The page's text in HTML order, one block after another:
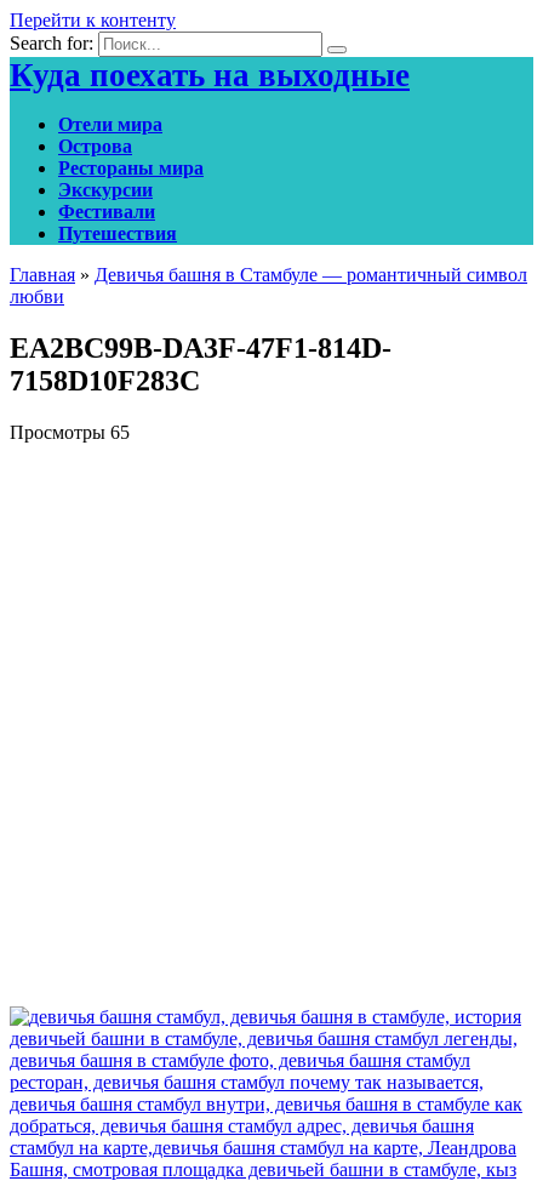
Перейти к контенту
Search for:
Куда поехать на выходные
Отели мира
Острова
Рестораны мира
Экскурсии
Фестивали
Путешествия
Главная » Девичья башня в Стамбуле — романтичный символ
любви
EA2BC99B-DA3F-47F1-814D-
7158D10F283C
Просмотры 65